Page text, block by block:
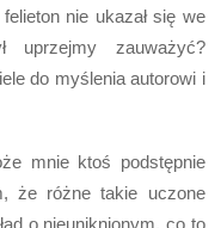
nie ukazał się we
uprzejmy zauważyć?
do myślenia autorowi i
mnie ktoś podstępnie
że różne takie uczone